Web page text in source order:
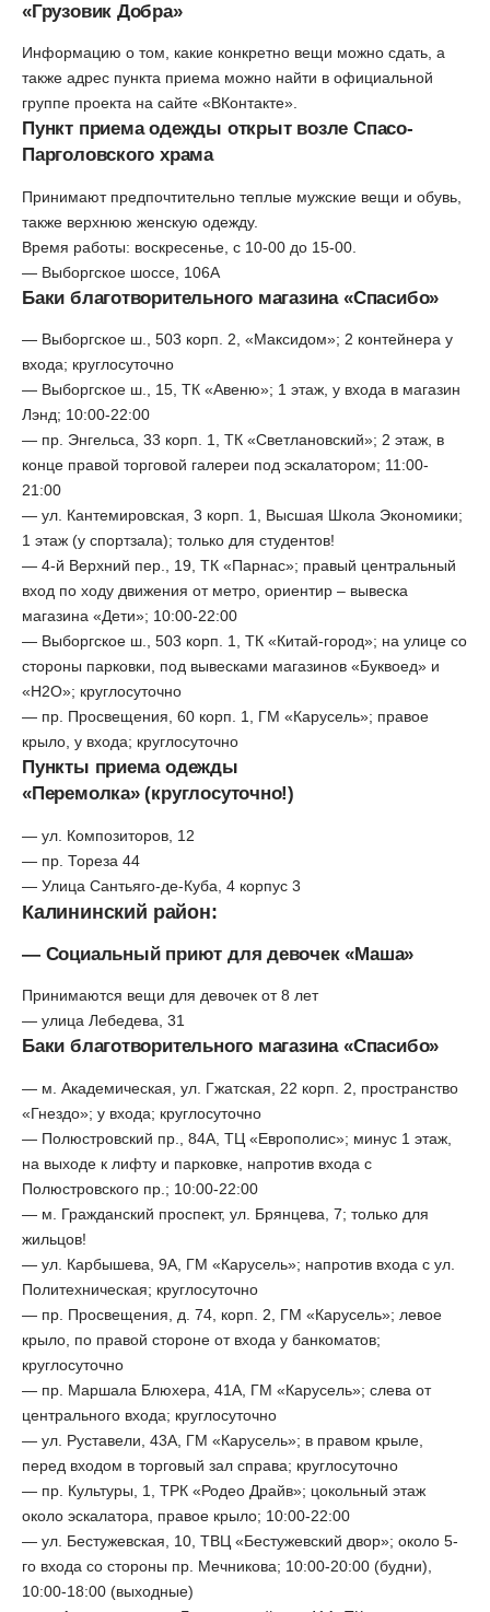
«Грузовик Добра»
Информацию о том, какие конкретно вещи можно сдать, а
также адрес пункта приема можно найти в официальной
группе проекта на сайте «ВКонтакте».
Пункт приема одежды открыт возле Спасо-
Парголовского храма
Принимают предпочтительно теплые мужские вещи и обувь,
также верхнюю женскую одежду.
Время работы: воскресенье, с 10-00 до 15-00.
— Выборгское шоссе, 106А
Баки благотворительного магазина «Спасибо»
— Выборгское ш., 503 корп. 2, «Максидом»; 2 контейнера у
входа; круглосуточно
— Выборгское ш., 15, ТК «Авеню»; 1 этаж, у входа в магазин
Лэнд; 10:00-22:00
— пр. Энгельса, 33 корп. 1, ТК «Светлановский»; 2 этаж, в
конце правой торговой галереи под эскалатором; 11:00-
21:00
— ул. Кантемировская, 3 корп. 1, Высшая Школа Экономики;
1 этаж (у спортзала); только для студентов!
— 4-й Верхний пер., 19, ТК «Парнас»; правый центральный
вход по ходу движения от метро, ориентир – вывеска
магазина «Дети»; 10:00-22:00
— Выборгское ш., 503 корп. 1, ТК «Китай-город»; на улице со
стороны парковки, под вывесками магазинов «Буквоед» и
«H2O»; круглосуточно
— пр. Просвещения, 60 корп. 1, ГМ «Карусель»; правое
крыло, у входа; круглосуточно
Пункты приема одежды
«Перемолка» (круглосуточно!)
— ул. Композиторов, 12
— пр. Тореза 44
— Улица Сантьяго-де-Куба, 4 корпус 3
Калининский район:
— Социальный приют для девочек «Маша»
Принимаются вещи для девочек от 8 лет
— улица Лебедева, 31
Баки благотворительного магазина «Спасибо»
— м. Академическая, ул. Гжатская, 22 корп. 2, пространство
«Гнездо»; у входа; круглосуточно
— Полюстровский пр., 84А, ТЦ «Европолис»; минус 1 этаж,
на выходе к лифту и парковке, напротив входа с
Полюстровского пр.; 10:00-22:00
— м. Гражданский проспект, ул. Брянцева, 7; только для
жильцов!
— ул. Карбышева, 9А, ГМ «Карусель»; напротив входа с ул.
Политехническая; круглосуточно
— пр. Просвещения, д. 74, корп. 2, ГМ «Карусель»; левое
крыло, по правой стороне от входа у банкоматов;
круглосуточно
— пр. Маршала Блюхера, 41А, ГМ «Карусель»; слева от
центрального входа; круглосуточно
— ул. Руставели, 43А, ГМ «Карусель»; в правом крыле,
перед входом в торговый зал справа; круглосуточно
— пр. Культуры, 1, ТРК «Родео Драйв»; цокольный этаж
около эскалатора, правое крыло; 10:00-22:00
— ул. Бестужевская, 10, ТВЦ «Бестужевский двор»; около 5-
го входа со стороны пр. Мечникова; 10:00-20:00 (будни),
10:00-18:00 (выходные)